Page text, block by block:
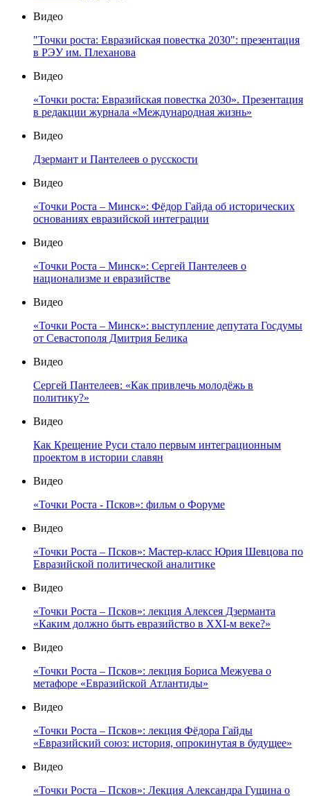
Видео
"Точки роста: Евразийская повестка 2030": презентация
в РЭУ им. Плеханова
Видео
«Точки роста: Евразийская повестка 2030». Презентация
в редакции журнала «Международная жизнь»
Видео
Дзермант и Пантелеев о русскости
Видео
«Точки Роста – Минск»: Фёдор Гайда об исторических
основаниях евразийской интеграции
Видео
«Точки Роста – Минск»: Сергей Пантелеев о
национализме и евразийстве
Видео
«Точки Роста – Минск»: выступление депутата Госдумы
от Севастополя Дмитрия Белика
Видео
Сергей Пантелеев: «Как привлечь молодёжь в
политику?»
Видео
Как Крещение Руси стало первым интеграционным
проектом в истории славян
Видео
«Точки Роста - Псков»: фильм о Форуме
Видео
«Точки Роста – Псков»: Мастер-класс Юрия Шевцова по
Евразийской политической аналитике
Видео
«Точки Роста – Псков»: лекция Алексея Дзерманта
«Каким должно быть евразийство в XXI-м веке?»
Видео
«Точки Роста – Псков»: лекция Бориса Межуева о
метафоре «Евразийской Атлантиды»
Видео
«Точки Роста – Псков»: лекция Фёдора Гайды
«Евразийский союз: история, опрокинутая в будущее»
Видео
«Точки Роста – Псков»: Лекция Александра Гущина о